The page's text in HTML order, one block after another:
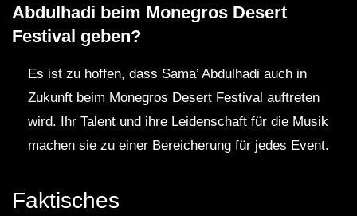
Abdulhadi beim Monegros Desert
Festival geben?
Es ist zu hoffen, dass Sama’ Abdulhadi auch in
Zukunft beim Monegros Desert Festival auftreten
wird. Ihr Talent und ihre Leidenschaft für die Musik
machen sie zu einer Bereicherung für jedes Event.
Faktisches